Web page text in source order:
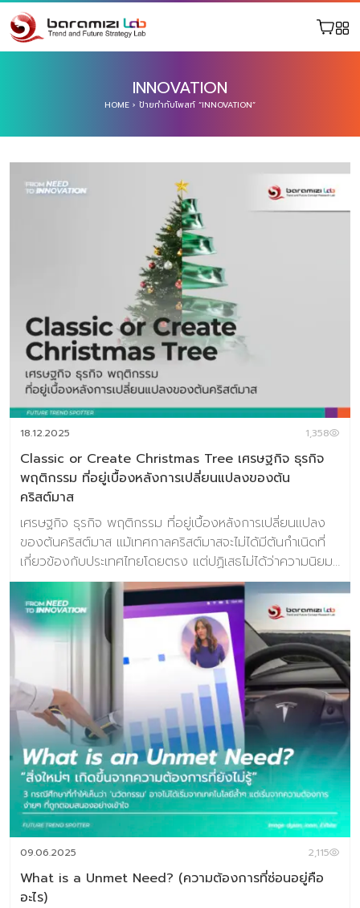
INNOVATION
HOME › ป้ายกำกับโพสท์ “INNOVATION”
18.12.2025 1,358
Classic or Create Christmas Tree เศรษฐกิจ ธุรกิจ
พฤติกรรม ที่อยู่เบื้องหลังการเปลี่ยนแปลงของต้น
คริสต์มาส
เศรษฐกิจ ธุรกิจ พฤติกรรม ที่อยู่เบื้องหลังการเปลี่ยนแปลง
ของต้นคริสต์มาส แม้เทศกาลคริสต์มาสจะไม่ได้มีต้นกำเนิดที่
เกี่ยวข้องกับประเทศไทยโดยตรง แต่ปฏิเสธไม่ได้ว่าความนิยม
และอิทธิพลของเทศกาลได้แพร่กระจายไปแทบทุกมุมโลก
“บรรยากาศแห่งการเฉลิมฉลอง” กลายเป็นกลิ่นอายที่พบได้ทั้ง
ในเมืองใหญ่ ห้างสรรพสินค้า พื้นที่สาธารณะ ไปจนถึงพื้นที่
ส่วนตัวอย่างบ้านและคอนโด ในบริบทของการออกแบบและ
ตกแต่งที่อยู่อาศัย “ต้นคริสต์มาส” (หรือก็คือต้นส้น) ทำหน้าที่
เป็น “พระเอก” ของงานนี้มาอย่างยาวนาน เป็นสัญลักษณ์ที่
ทำให้ผู้คนรับรู้ถึงเทศกาลได้ทันที อย่างไรก็ตาม หากมองต้น
คริสต์มาสในฐานะ “องค์ประกอบการออกแบบ” มากกว่าของ
ประดับตามฤดูกาล คำถามสำคัญคือที่ผ่านมา และในอนาคต
อะไรบ้างที่จะเข้ามากำหนดหน้าตาและบทบาทของมัน? แน่นอน
ว่าเรามักบอกว่าเลือกเพราะ “ความสวยงาม” แต่ความจริงแล้ว
การเลือกนั้นมีระบบเศรษฐกิจ สภาพสังคม และค่านิยมร่วมสมัย
ซ่อนอยู่เสมอ ตั้งแต่รูปแบบการอยู่อาศัยในเมือง ความคุ้มค่า
และต้นทุนที่ผันผวน ตามข้อมูลขององค์การการค้าโลก (WTO)
ปริมาณการค้าระหว่างประเทศโดยทั่วไปจะเพิ่มขึ้น 15% ในช่วง
ไตรมาสสุดท้ายของปี โดยมีแรงขับเ […]
09.06.2025 2,115
What is a Unmet Need? (ความต้องการที่ซ่อนอยู่คือ
อะไร)